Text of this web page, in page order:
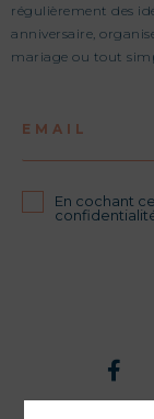
régulièrement des
anniversaire,
mariage ou tout
EMAIL
En cochant